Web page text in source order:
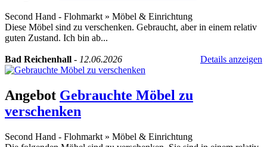
Second Hand - Flohmarkt » Möbel & Einrichtung
Diese Möbel sind zu verschenken. Gebraucht, aber in einem relativ
guten Zustand. Ich bin ab...
Bad Reichenhall - 12.06.2026 Details anzeigen
Angebot Gebrauchte Möbel zu
verschenken
Second Hand - Flohmarkt » Möbel & Einrichtung